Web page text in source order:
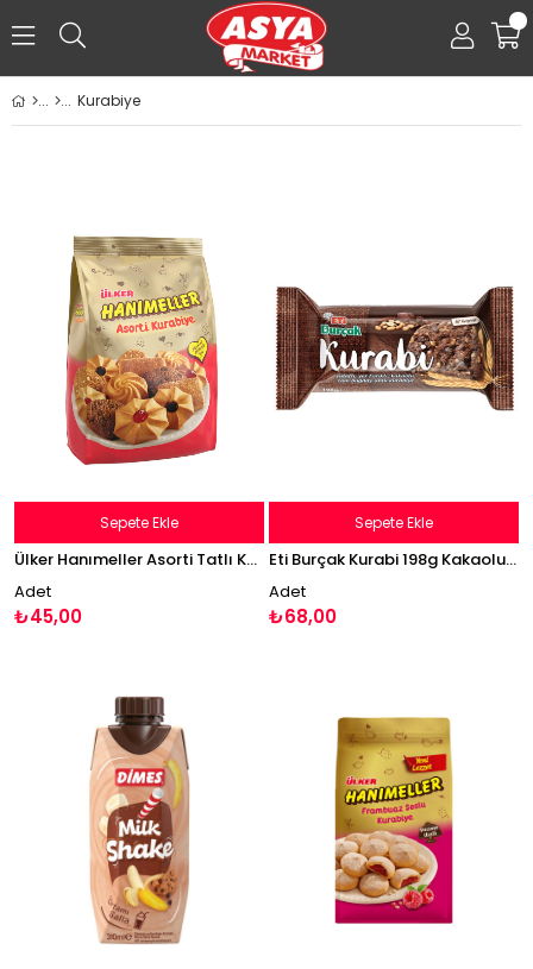
0
Kurabiye
Ülker Hanımeller Asorti Tatlı Kurabiye 150g
Adet
₺45,00
Sepete Ekle
Eti Burçak Kurabi 198g Kakaolu Kurabiye
Adet
₺68,00
Sepete Ekle